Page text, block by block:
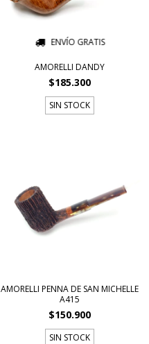
ENVÍO GRATIS
AMORELLI DANDY
$185.300
SIN STOCK
AMORELLI PENNA DE SAN MICHELLE
A415
$150.900
SIN STOCK